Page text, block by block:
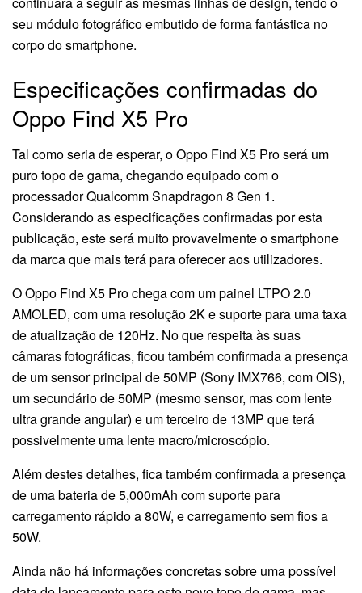
seu módulo fotográfico embutido de forma fantástica no
corpo do smartphone.
Especificações confirmadas do
Oppo Find X5 Pro
Tal como seria de esperar, o Oppo Find X5 Pro será um
puro topo de gama, chegando equipado com o
processador Qualcomm Snapdragon 8 Gen 1.
Considerando as especificações confirmadas por esta
publicação, este será muito provavelmente o smartphone
da marca que mais terá para oferecer aos utilizadores.
O Oppo Find X5 Pro chega com um painel LTPO 2.0
AMOLED, com uma resolução 2K e suporte para uma taxa
de atualização de 120Hz. No que respeita às suas
câmaras fotográficas, ficou também confirmada a presença
de um sensor principal de 50MP (Sony IMX766, com OIS),
um secundário de 50MP (mesmo sensor, mas com lente
ultra grande angular) e um terceiro de 13MP que terá
possivelmente uma lente macro/microscópio.
Além destes detalhes, fica também confirmada a presença
de uma bateria de 5,000mAh com suporte para
carregamento rápido a 80W, e carregamento sem fios a
50W.
Ainda não há informações concretas sobre uma possível